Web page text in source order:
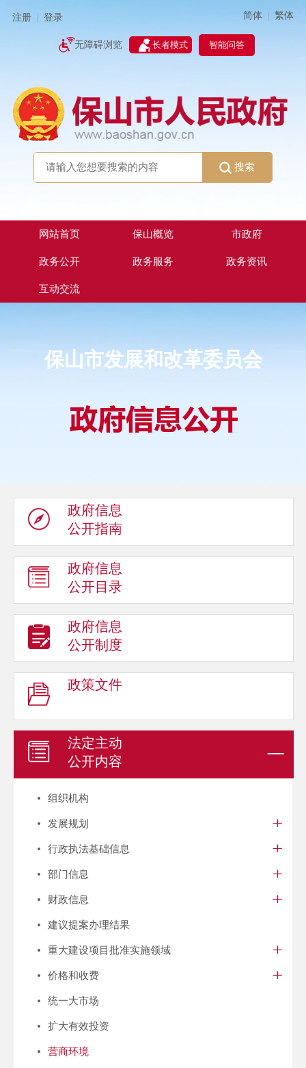
注册 登录 简体 | 繁体
无障碍浏览 长者模式 智能问答
搜索
网站首页 保山概览 市政府
政务公开 政务服务 政务资讯
互动交流
保山市发展和改革委员会
政府信息
公开指南
政府信息
公开目录
政府信息
公开制度
政策文件
法定主动
公开内容
组织机构
发展规划
行政执法基础信息
部门信息
财政信息
建议提案办理结果
重大建设项目批准实施领域
价格和收费
统一大市场
扩大有效投资
营商环境